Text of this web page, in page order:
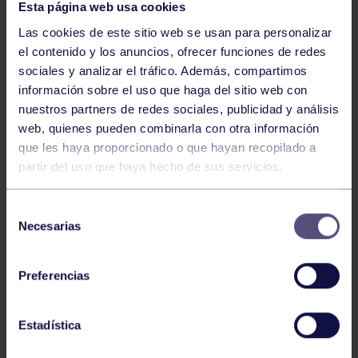
Esta página web usa cookies
Las cookies de este sitio web se usan para personalizar
el contenido y los anuncios, ofrecer funciones de redes
sociales y analizar el tráfico. Además, compartimos
información sobre el uso que haga del sitio web con
nuestros partners de redes sociales, publicidad y análisis
web, quienes pueden combinarla con otra información
que les haya proporcionado o que hayan recopilado a
partir del uso que haya hecho de sus servicios.
Necesarias
Preferencias
Estadística
Tenis 05 Ago 2026
VII TORNEO ABANCA